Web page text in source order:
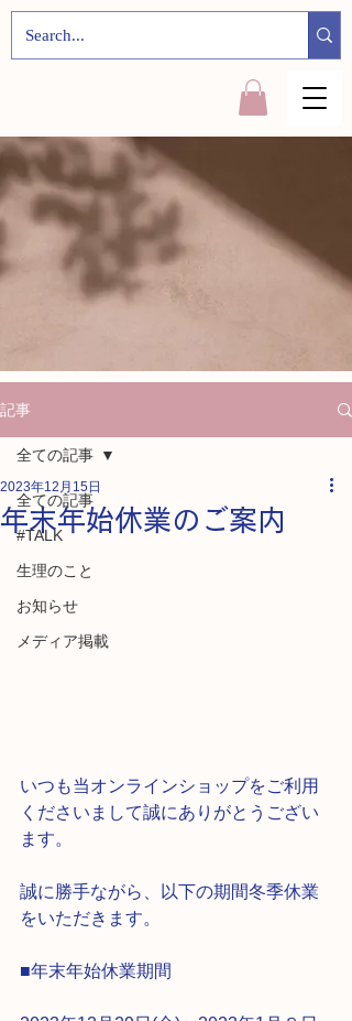
記事
全ての記事
#TALK
生理のこと
お知らせ
メディア掲載
全ての記事
年末年始休業のご案内
2023年12月15日
いつも当オンラインショップをご利用
くださいまして誠にありがとうござい
ます。
誠に勝手ながら、以下の期間冬季休業
をいただきます。
■年末年始休業期間